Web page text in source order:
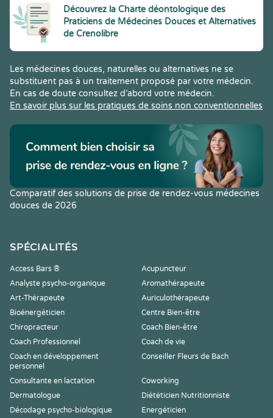
Découvrez la Charte déontologique des
Praticiens de Médecines Douces et Alternatives
de Crenolibre
Les médecines douces, naturelles ou alternatives ne se
substituent pas à un traitement proposé par votre médecin.
En cas de doute consultez d’abord votre médecin.
En savoir plus sur les pratiques de soins non conventionnelles
Comparatif des solutions de prise de rendez-vous médecines
douces de 2026
SPÉCIALITÉS
Access Bars ®
Acupuncteur
Analyste psycho-organique
Aromathérapeute
Art-Thérapeute
Auriculothérapeute
Bioénergéticien
Centre Bien-être
Chiropracteur
Coach Bien-être
Coach Professionnel
Coach de vie
Coach en développement
personnel
Conseiller Fleurs de Bach
Consultante en lactation
Coworking
Dermatologue
Diététicien Nutritionniste
Décodage psycho-biologique
Energéticien